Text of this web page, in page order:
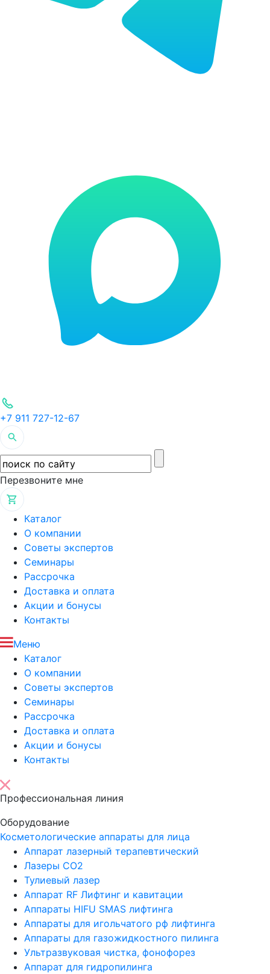
+7 911 727-12-67
Перезвоните мне
Каталог
О компании
Советы экспертов
Семинары
Рассрочка
Доставка и оплата
Акции и бонусы
Контакты
Меню
Каталог
О компании
Советы экспертов
Семинары
Рассрочка
Доставка и оплата
Акции и бонусы
Контакты
Профессиональная линия
Оборудование
Косметологические аппараты для лица
Аппарат лазерный терапевтический
Лазеры CO2
Тулиевый лазер
Аппарат RF Лифтинг и кавитации
Аппараты HIFU SMAS лифтинга
Аппараты для игольчатого рф лифтинга
Аппараты для газожидкостного пилинга
Ультразвуковая чистка, фонофорез
Аппарат для гидропилинга